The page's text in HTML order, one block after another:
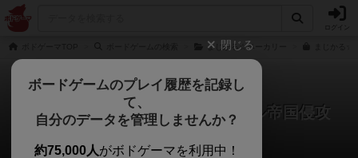
まじかる☆ベーカリー
まじかる☆キングダム：ライスル帝国侵攻
（拡張）
0件の掲示板
閉じる
ボードゲームのプレイ履歴を記録し
て、
自分のデータを管理しませんか？
約75,000人がボドゲーマを利用中！